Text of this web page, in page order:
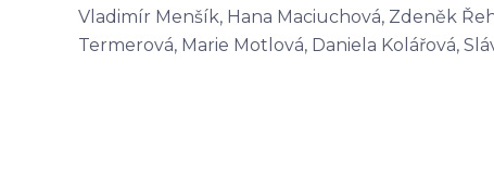
Vladimír Menšík, Hana Maciuchová, Zdeněk
Termerová, Marie Motlová, Daniela Kolářová,